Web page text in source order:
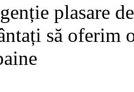
plasare
să oferim